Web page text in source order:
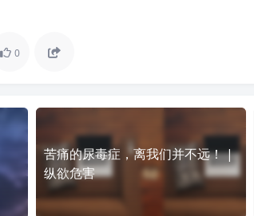
0
苦痛的尿毒症，离我们并不远！ |
纵欲危害